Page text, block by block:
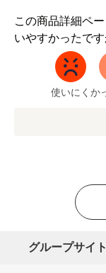
この商品詳細ペ
いやすかったです
1
か
使いにくか
グループサイト